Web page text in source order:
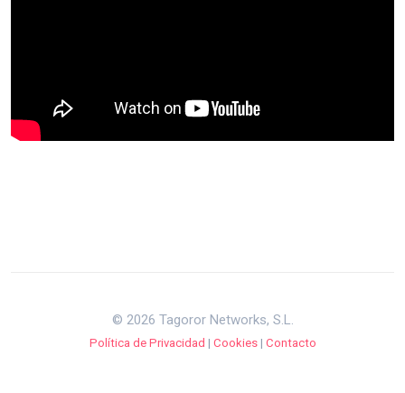
© 2026 Tagoror Networks, S.L.
Política de Privacidad | Cookies| Contacto